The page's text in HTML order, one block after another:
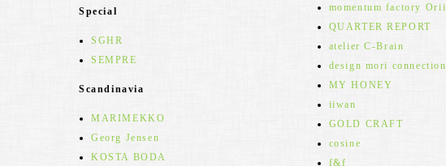
Special
SGHR
SEMPRE
Scandinavia
MARIMEKKO
Georg Jensen
KOSTA BODA
momentum factory Orii
QUARTER REPORT
atelier C-Brain
design mori connection
MY HONEY
iiwan
GOLD CRAFT
cosine
f&f